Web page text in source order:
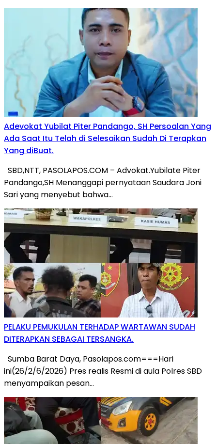
Adevokat Yubilat Piter Pandango, SH Persoalan Yang
Ada Saat Itu Telah di Selesaikan Sudah Di Terapkan
Yang diBuat.
SBD,NTT, PASOLAPOS.COM – Advokat.Yubilate Piter
Pandango,SH Menanggapi pernyataan Saudara Joni
Sari yang menyebut bahwa…
PELAKU PEMUKULAN TERHADAP WARTAWAN SUDAH
DITERAPKAN SEBAGAI TERSANGKA.
Sumba Barat Daya, Pasolapos.com===Hari
ini(26/2/6/2026) Pres realis Resmi di aula Polres SBD
menyampaikan pesan…